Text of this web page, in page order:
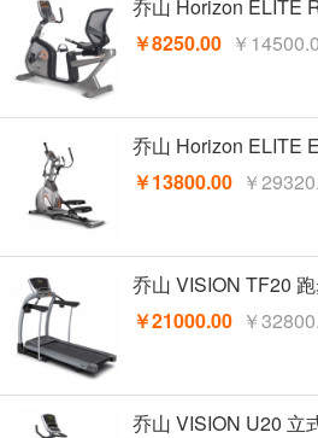
乔山 Horizon ELITE
￥8250.00 ￥
乔山 Horizon ELITE
￥13800.00 ￥
乔山 VISION TF20
￥21000.00 ￥
乔山 VISION U20 立